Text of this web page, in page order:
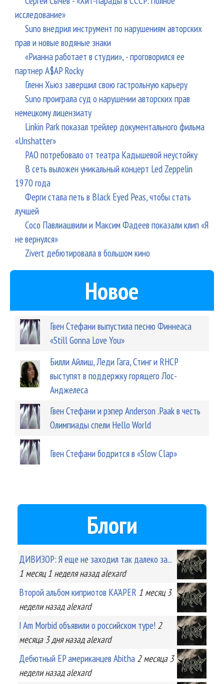
исследование»
Suno внедрил инструмент по нарушениям авторских
прав и новые водяные знаки
«Рианна работает в студии», - проговорился ее
партнер A$AP Rocky
Гленн Хьюз завершил свою гастрольную карьеру
Suno проиграла суд о нарушении авторских прав
немецкому лицензиату
Linkin Park показал трейлер документального фильма
«Unshatter»
РАО потребовало от театра Кадышевой неустойку
В сеть выложен уникальный концерт Led Zeppelin
1970 года
Ферги стала петь в Black Eyed Peas, чтобы стать
лучшей
Сосо Павлиашвили и Максим Фадеев показали клип «Я
не вернулся»
Zivert дебютировала в большом кино
Новое
Гвен Стефани выпустила песню Финнеаса
«Still Gonna Love You»
Билли Айлиш, Леди Гага, Стинг и RHCP
выступят в поддержку горящего Лос-
Анджелеса
Гвен Стефани и рэпер Anderson .Paak в честь
Олимпиады спели Hello World
Гвен Стефани бодрится в «Slow Clap»
Блоги
ДИВИЗОР: Я еще не заходил так далеко за...
1 месяц 1 неделяназад alexard
Второй альбом киприотов KA'APER 1 месяц 3
неделиназад alexard
I Am Morbid объявили о российском туре! 2
месяца 3 дняназад alexard
Дебютный EP американцев Abitha 2 месяца 3
неделиназад alexard